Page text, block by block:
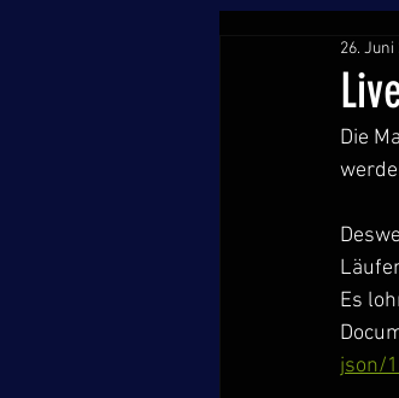
26. Juni
Die
Es
json/